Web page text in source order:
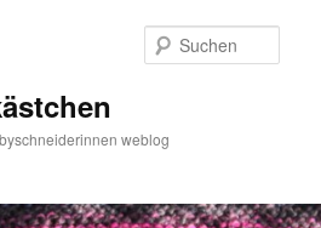
weblog